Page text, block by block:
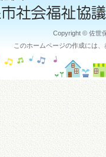
Copyright © 佐世
このホームページの作成には